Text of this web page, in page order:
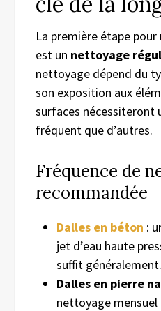
La première étape
est un nettoyage
nettoyage dépend du
son exposition aux
surfaces nécessiteront
fréquent que d’autres.
Fréquence de
recommandée
Dalles en béton :
jet d’eau haute
suffit généralement.
Dalles en pierre
nettoyage